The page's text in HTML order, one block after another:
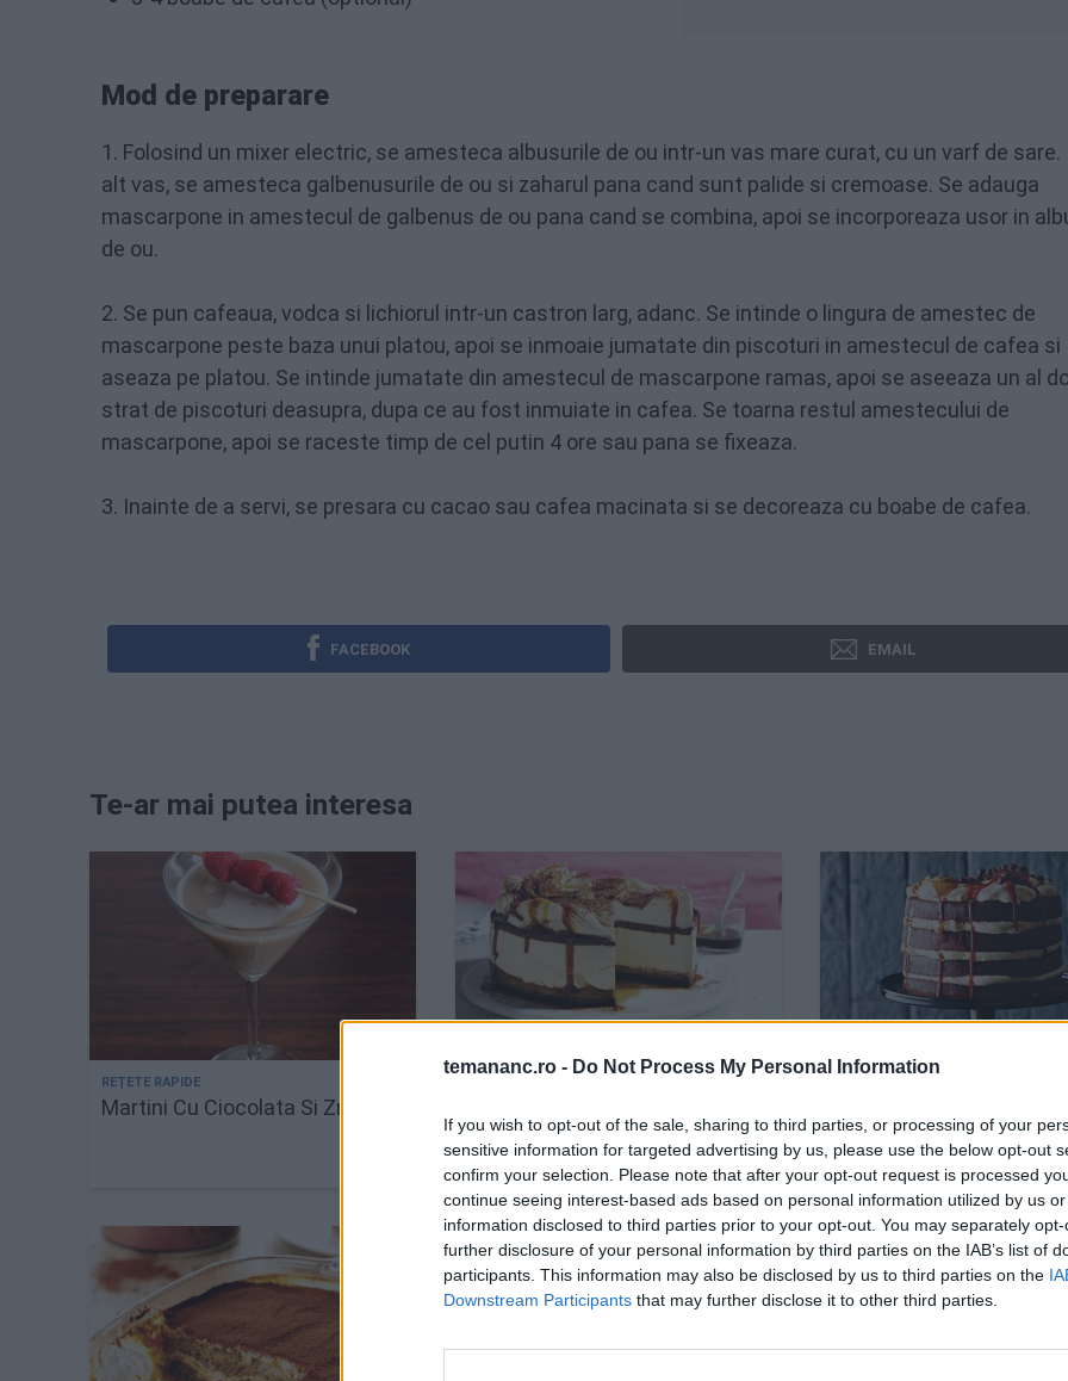
temananc.ro - Do Not Process My Personal Information
If you wish to opt-out of the sale, sharing to third parties, or processing of your
sensitive information for targeted advertising by us, please use the below opt-out
confirm your selection. Please note that after your opt-out request is processed
continue seeing interest-based ads based on personal information utilized by us
information disclosed to third parties prior to your opt-out. You may separately
further disclosure of your personal information by third parties on the IAB’s list of
participants. This information may also be disclosed by us to third parties on the
Downstream Participants that may further disclose it to other third parties.
Mod de preparare
1. Folosind un mixer electric, se amesteca albusurile de ou intr-un vas mare curat, cu un varf de sare.
alt vas, se amesteca galbenusurile de ou si zaharul pana cand sunt palide si cremoase. Se adauga
mascarpone in amestecul de galbenus de ou pana cand se combina, apoi se incorporeaza usor in
de ou.
2. Se pun cafeaua, vodca si lichiorul intr-un castron larg, adanc. Se intinde o lingura de amestec de
mascarpone peste baza unui platou, apoi se inmoaie jumatate din piscoturi in amestecul de cafea si
aseaza pe platou. Se intinde jumatate din amestecul de mascarpone ramas, apoi se aseeaza un al
strat de piscoturi deasupra, dupa ce au fost inmuiate in cafea. Se toarna restul amestecului de
mascarpone, apoi se raceste timp de cel putin 4 ore sau pana se fixeaza.
3. Inainte de a servi, se presara cu cacao sau cafea macinata si se decoreaza cu boabe de cafea.
FACEBOOK EMAIL
Te-ar mai putea interesa
Martini Cu Ciocolata Si Zmeura
perfect între tiramisu și
cheesecake